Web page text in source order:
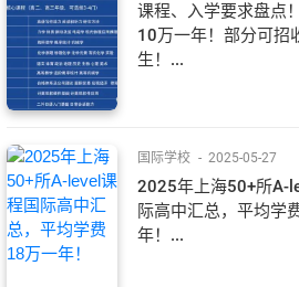
课程、入学要求盘点
10万一年！部分可招
生！...
国际学校 - 2025-05-27
2025年上海50+所A-
际高中汇总，平均学
年！...